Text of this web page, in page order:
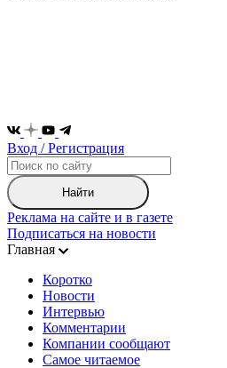
Вход / Регистрация
Найти
Реклама на сайте и в газете
Подписаться на новости
Главная
Коротко
Новости
Интервью
Комментарии
Компании сообщают
Самое читаемое